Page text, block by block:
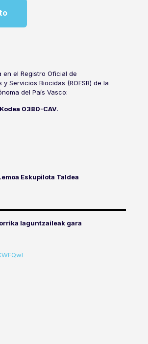
en el Registro Oficial de
y Servicios Biocidas (ROESB) de la
del País Vasco:
0380-CAV.
Eskupilota Taldea
laguntzaileak gara